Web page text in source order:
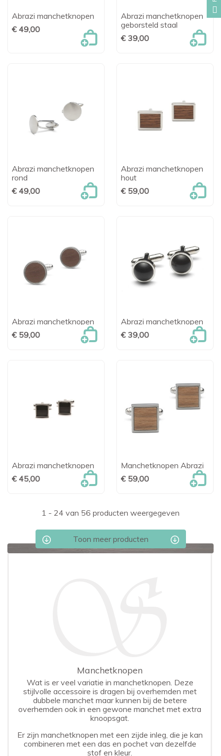
Manchetknopen
Wat is er veel variatie in manchetknopen. Deze
stijlvolle accessoire is dragen bij overhemden met
dubbele manchet maar kunnen bij de betere
overhemden ook in een gewone manchet met extra
knoopsgat.
Er zijn manchetknopen met een zijde inleg, die je kan
combineren met een das en pochet van dezelfde
stof en kleur.
Abrazi manchetknopen
€ 49,00
Abrazi manchetknopen
geborsteld staal
€ 39,00
Abrazi manchetknopen
rond
€ 49,00
Abrazi manchetknopen
hout
€ 59,00
Abrazi manchetknopen
€ 59,00
Abrazi manchetknopen
€ 39,00
Abrazi manchetknopen
€ 45,00
Manchetknopen Abrazi
€ 59,00
1 - 24 van 56 producten weergegeven
Toon meer producten